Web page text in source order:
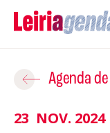
Agenda
Sobre
Agenda
23 NOV. 2024
Adicionar
ROTEIROS